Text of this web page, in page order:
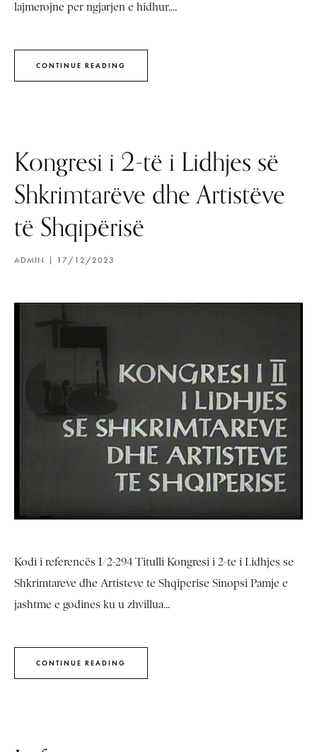
lajmerojne per ngjarjen e hidhur,...
CONTINUE READING
Kongresi i 2-të i Lidhjes së
Shkrimtarëve dhe Artistëve
të Shqipërisë
ADMIN 17/12/2023
Kodi i referencës I/2-294 Titulli Kongresi i 2-te i Lidhjes se
Shkrimtareve dhe Artisteve te Shqiperise Sinopsi Pamje e
jashtme e godines ku u zhvillua...
CONTINUE READING